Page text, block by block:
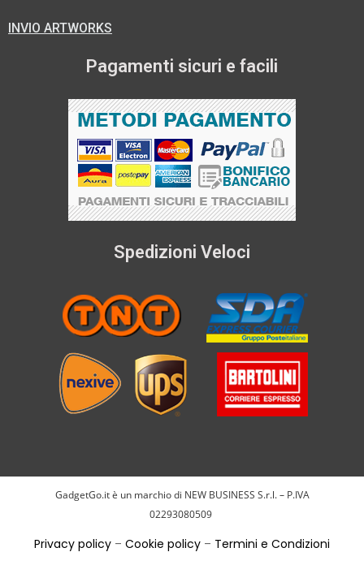
INVIO ARTWORKS
Pagamenti sicuri e facili
Spedizioni Veloci
GadgetGo.it è un marchio di NEW BUSINESS S.r.l. – P.IVA
02293080509
Privacy policy – Cookie policy – Termini e Condizioni